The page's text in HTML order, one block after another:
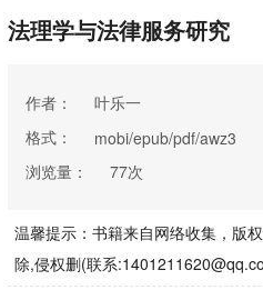
法理学与法律服务研究
作者：
叶乐一
格式：
mobi/epub/pdf/awz3
浏览量：
77次
温馨提示：书籍来自网络收集，版
除,侵权删(联系